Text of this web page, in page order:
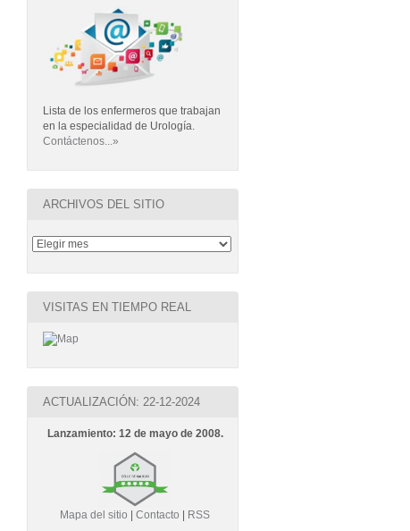
Lista de los enfermeros que trabajan
en la especialidad de Urología.
Contáctenos...»
ARCHIVOS DEL SITIO
VISITAS EN TIEMPO REAL
ACTUALIZACIÓN: 22-12-2024
Lanzamiento: 12 de mayo de 2008.
Mapa del sitio |Contacto RSS